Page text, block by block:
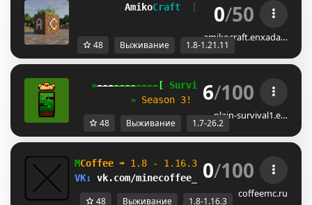
AmikoCraft [ 1.8-1.21.11 Vanilla
0/50
amikocraft.enxada…
48 Выживание 1.8-1.21.11
»----------- [ Survival ]-------- ---
» Season 3! 1.7 - 26.2 ✦
6/100
plain-survival1.e…
48 Выживание 1.7-26.2
MCoffee ➠ 1.8 -
VK: vk.com/minecoffee_server
0/100
coffeemc.ru
48 Выживание 1.8-1.16.3